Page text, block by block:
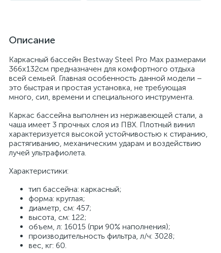
Описание
Каркасный бассейн Bestway Steel Pro Max размерами
366x132см предназначен для комфортного отдыха
всей семьей. Главная особенность данной модели –
это быстрая и простая установка, не требующая
много, сил, времени и специального инструмента.
Каркас бассейна выполнен из нержавеющей стали, а
чаша имеет 3 прочных слоя из ПВХ. Плотный винил
характеризуется высокой устойчивостью к стиранию,
растягиванию, механическим ударам и воздействию
лучей ультрафиолета.
Характеристики:
тип бассейна: каркасный;
форма: круглая;
диаметр, см: 457;
высота, см: 122;
объем, л: 16015 (при 90% наполнения);
производительность фильтра, л/ч: 3028;
вес, кг: 60.